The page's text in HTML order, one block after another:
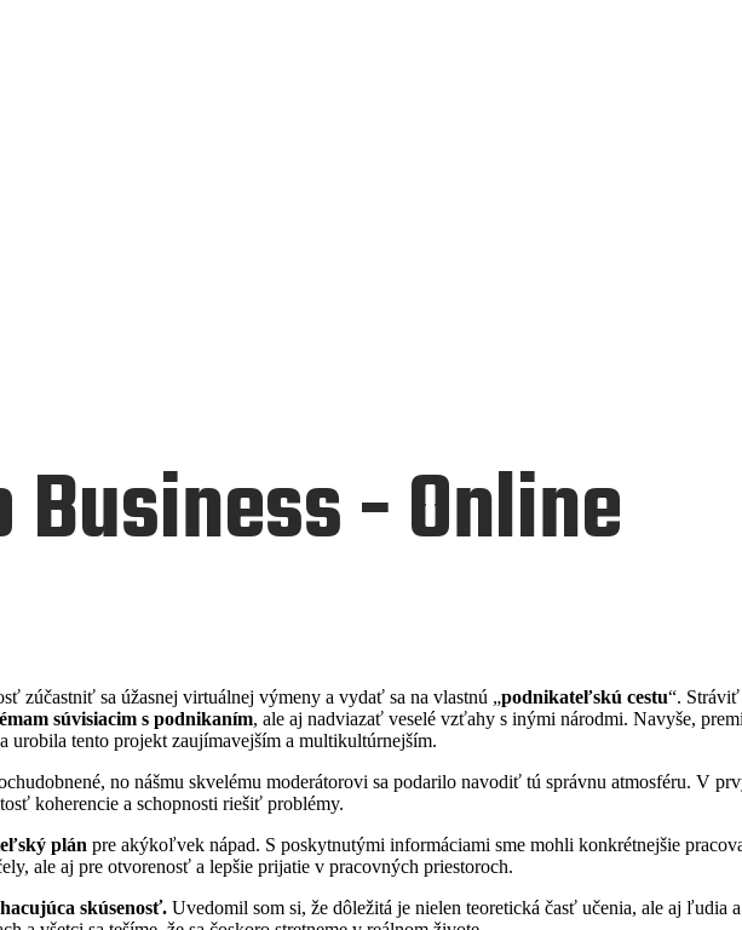
- Online
zúčastniť sa úžasnej virtuálnej výmeny a vydať sa na vlastnú „podnikateľskú cestu“.
súvisiacim s podnikaním, ale aj nadviazať veselé vzťahy s inými národmi. Navyše,
urobila tento projekt zaujímavejším a multikultúrnejším.
no nášmu skvelému moderátorovi sa podarilo navodiť tú správnu atmosféru. V
koherencie a schopnosti riešiť problémy.
plán pre akýkoľvek nápad. S poskytnutými informáciami sme mohli konkrétnejšie
ale aj pre otvorenosť a lepšie prijatie v pracovných priestoroch.
skúsenosť. Uvedomil som si, že dôležitá je nielen teoretická časť učenia, ale aj